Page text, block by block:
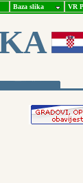
Baza slika VR